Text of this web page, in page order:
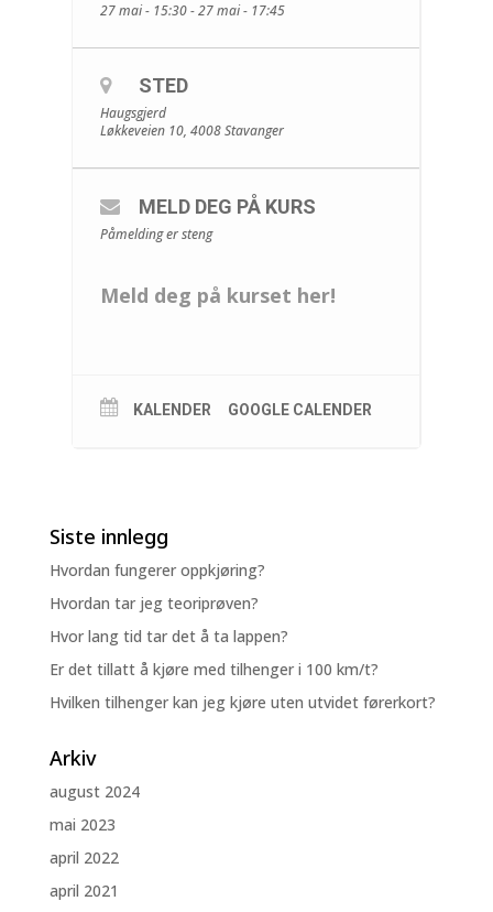
27 mai - 15:30 - 27 mai - 17:45
STED
Haugsgjerd
Løkkeveien 10, 4008 Stavanger
MELD DEG PÅ KURS
Påmelding er steng
Meld deg på kurset her!
KALENDER GOOGLE CALENDER
Siste innlegg
Hvordan fungerer oppkjøring?
Hvordan tar jeg teoriprøven?
Hvor lang tid tar det å ta lappen?
Er det tillatt å kjøre med tilhenger i 100 km/t?
Hvilken tilhenger kan jeg kjøre uten utvidet førerkort?
Arkiv
august 2024
mai 2023
april 2022
april 2021